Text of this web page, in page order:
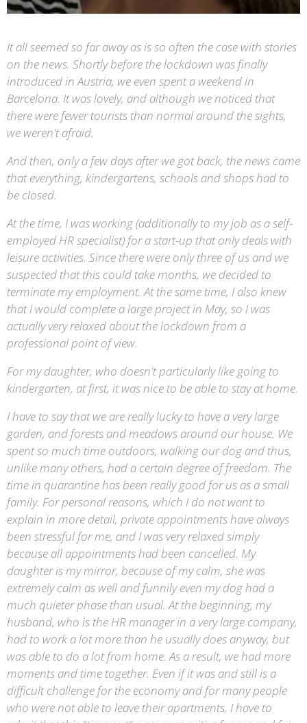
It all seemed so far away as is so often the case with stories
on the news. Shortly before the lockdown was finally
introduced in Austria, we even spent a weekend in
Barcelona. It was lovely, and although we noticed that
there were fewer tourists than normal around the sights,
we weren't afraid.
And then, only a few days after we got back, the news came
that everything, kindergartens, schools and shops had to
be closed.
At the time, I was working (additionally to my job as a self-
employed HR specialist) for a start-up that only deals with
leisure activities. Since there were only three of us and we
suspected that this could take months, we decided to
terminate my employment. At the same time, I also knew
that I would complete a large project in May, so I was
actually very relaxed about the lockdown from a
professional point of view.
For my daughter, who doesn't particularly like going to
kindergarten, at first, it was nice to be able to stay at home.
I have to say that we are really lucky to have a very large
garden, and forests and meadows around our house. We
spent so much time outdoors, walking our dog and thus,
unlike many others, had a certain degree of freedom. The
time in quarantine has been really good for us as a small
family. For personal reasons, which I do not want to
explain in more detail, private appointments have always
been stressful for me, and I was very relaxed simply
because all appointments had been cancelled. My
daughter is my mirror, because of my calm, she was
extremely calm as well and funnily even my dog had a
much quieter phase than usual. At the beginning, my
husband, who is the HR manager in a very large company,
had to work a lot more than he usually does anyway, but
was able to do a lot from home. As a result, we had more
moments and time together. Even if it was and still is a
difficult challenge for the economy and for many people
who were not able to leave their apartments, I have to